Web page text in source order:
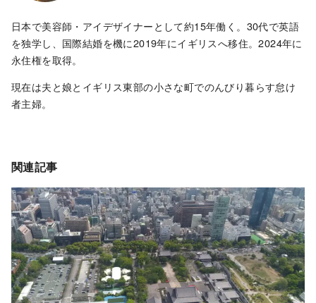
日本で美容師・アイデザイナーとして約15年働く。30代で英語
を独学し、国際結婚を機に2019年にイギリスへ移住。2024年に
永住権を取得。
現在は夫と娘とイギリス東部の小さな町でのんびり暮らす怠け
者主婦。
関連記事